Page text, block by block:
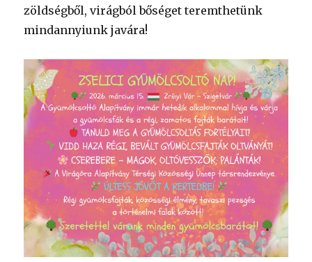
zöldségből, virágból bőséget teremthetünk
mindannyiunk javára!